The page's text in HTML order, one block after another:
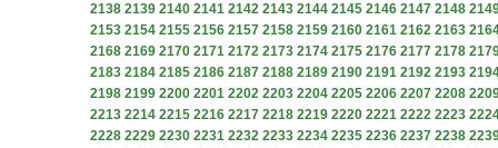
2138 2139 2140 2141 2142 2143 2144 2145 2146 2147 2148
2153 2154 2155 2156 2157 2158 2159 2160 2161 2162 2163
2168 2169 2170 2171 2172 2173 2174 2175 2176 2177 2178
2183 2184 2185 2186 2187 2188 2189 2190 2191 2192 2193
2198 2199 2200 2201 2202 2203 2204 2205 2206 2207 2208
2213 2214 2215 2216 2217 2218 2219 2220 2221 2222 2223
2228 2229 2230 2231 2232 2233 2234 2235 2236 2237 2238